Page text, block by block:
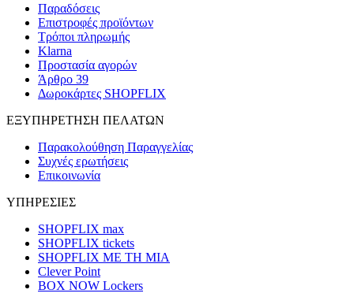
Παραδόσεις
Επιστροφές προϊόντων
Τρόποι πληρωμής
Klarna
Προστασία αγορών
Άρθρο 39
Δωροκάρτες SHOPFLIX
ΕΞΥΠΗΡΕΤΗΣΗ ΠΕΛΑΤΩΝ
Παρακολούθηση Παραγγελίας
Συχνές ερωτήσεις
Επικοινωνία
ΥΠΗΡΕΣΙΕΣ
SHOPFLIX max
SHOPFLIX tickets
SHOPFLIX ΜΕ ΤΗ ΜΙΑ
Clever Point
BOX NOW Lockers